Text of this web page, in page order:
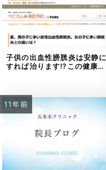
子供の出血性膀胱炎は安静に
すれば治ります⁉この健康…
11年前